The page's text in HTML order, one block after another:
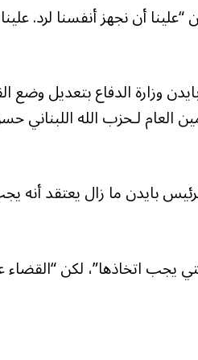
أن نجهز أنفسنا لرد. علينا
وزارة الدفاع بتعديل وضع
لـحزب الله اللبناني
بايدن ما زال يعتقد أنه
يجب اتخاذها”، لكن “القضاء